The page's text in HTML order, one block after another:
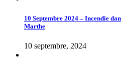
10 Septembre 2024 – Incendie
Marthe
10 septembre, 2024